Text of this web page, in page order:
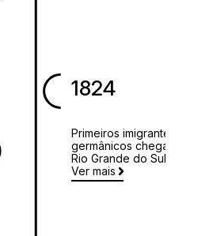
Primeiros imigrantes
germânicos chegam ao
Rio Grande do Sul
Ver mais
1824